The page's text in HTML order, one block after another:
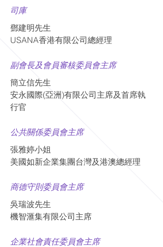
司庫
鄧建明先生
USANA香港有限公司總經理
副會長及會員審核委員會主席
簡立信先生
安永國際(亞洲)有限公司主席及首席執
行官
公共關係委員會主席
張雅婷小姐
美國如新企業集團台灣及港澳總經理
商德守則委員會主席
吳瑞波先生
機智滙集有限公司主席
企業社會責任委員會主席